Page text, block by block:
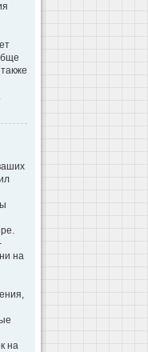
на
на